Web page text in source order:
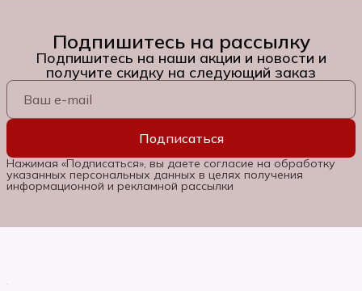
Подпишитесь на рассылку
Подпишитесь на наши акции и новости и
получите скидку на следующий заказ
Подписаться
Нажимая «Подписаться», вы даете согласие на обработку
указанных персональных данных в целях получения
информационной и рекламной рассылки